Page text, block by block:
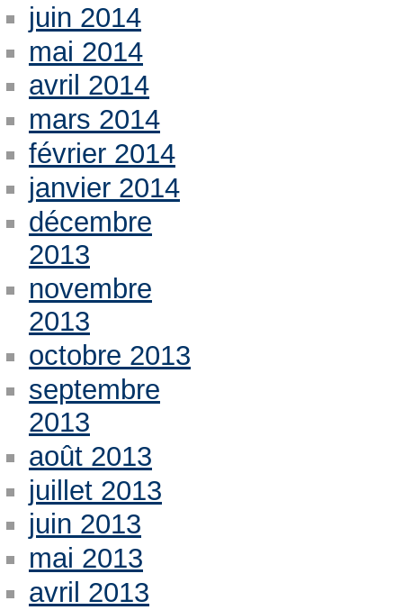
juin 2014
mai 2014
avril 2014
mars 2014
février 2014
janvier 2014
décembre
2013
novembre
2013
octobre 2013
septembre
2013
août 2013
juillet 2013
juin 2013
mai 2013
avril 2013